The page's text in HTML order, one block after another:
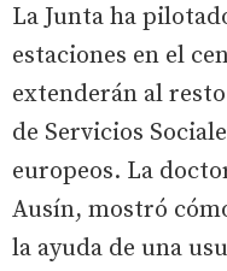
La Junta ha
estaciones en el
extenderán al
de Servicios
europeos. La
Ausín, mostró
la ayuda de una